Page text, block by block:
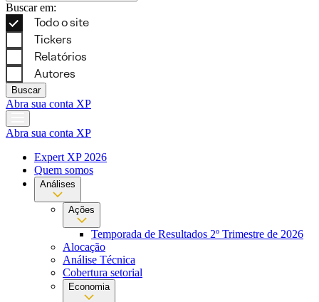
Buscar em:
Buscar
Abra sua conta XP
Abra sua conta XP
Expert XP 2026
Quem somos
Análises
Ações
Temporada de Resultados 2º Trimestre de 2026
Alocação
Análise Técnica
Cobertura setorial
Economia